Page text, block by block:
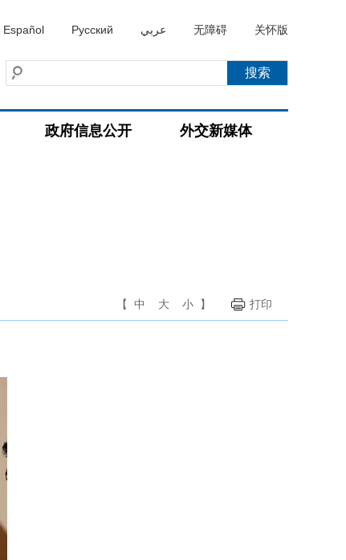
Español Русский عربي 无障碍 关怀版
政府信息公开 外交新媒体
【 中 大 小 】 打印